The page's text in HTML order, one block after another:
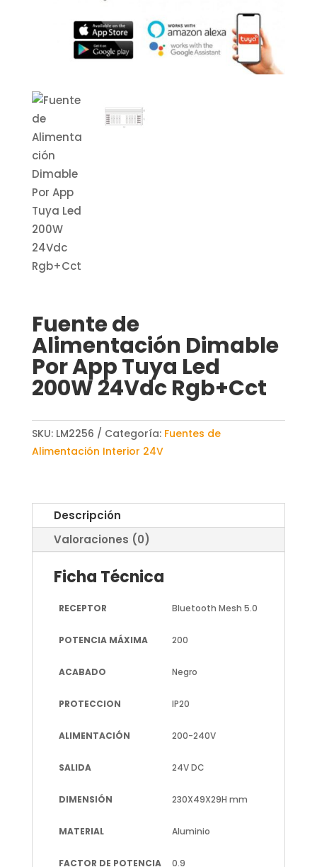
Fuente de
Alimentación Dimable
Por App Tuya Led
200W 24Vdc Rgb+Cct
SKU: LM2256 Categoría: Fuentes de
Alimentación Interior 24V
Descripción
Valoraciones (0)
Ficha Técnica
RECEPTOR Bluetooth Mesh 5.0
POTENCIA MÁXIMA 200
ACABADO Negro
PROTECCION IP20
ALIMENTACIÓN 200-240V
SALIDA 24V DC
DIMENSIÓN 230X49X29H mm
MATERIAL Aluminio
FACTOR DE POTENCIA 0.9